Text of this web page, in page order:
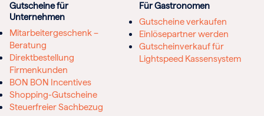
Gutscheine für
Unternehmen
Mitarbeitergeschenk –
Beratung
Direktbestellung
Firmenkunden
BON BON Incentives
Shopping-Gutscheine
Steuerfreier Sachbezug
Für Gastronomen
Gutscheine verkaufen
Einlösepartner werden
Gutscheinverkauf für
Lightspeed Kassensystem